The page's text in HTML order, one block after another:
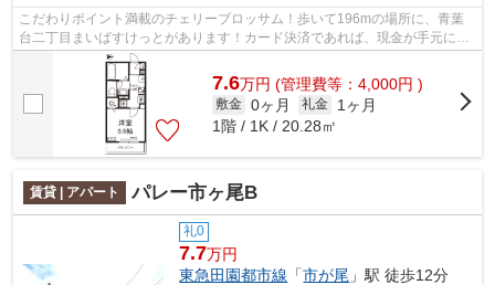
こだわりポイント満載のチェリーブロッサム！歩いて196mの場所に、青葉
台二丁目まいばすけっとがあります！カード決済であれば、現金が手元にな
くてもお支払いできます！ぜひご覧いた...
7.6万円 (管理費等：4,000円 )
敷金 0ヶ月 礼金
1ヶ月
1階 / 1K / 20.28㎡
賃貸 | アパート パレー市ヶ尾B
礼0
7.7万円
東急田園都市線 「市が尾 」駅 徒歩12分